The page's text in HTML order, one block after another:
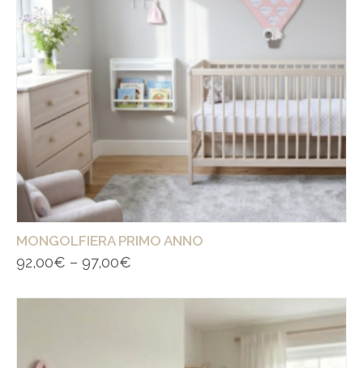
MONGOLFIERA PRIMO ANNO
92,00€ – 97,00€